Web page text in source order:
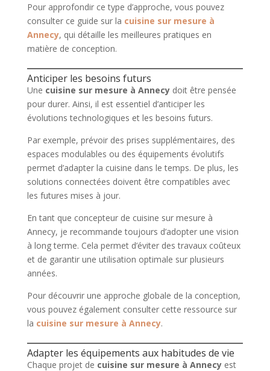
Pour approfondir ce type d’approche, vous pouvez
consulter ce guide sur la cuisine sur mesure à
Annecy, qui détaille les meilleures pratiques en
matière de conception.
Anticiper les besoins futurs
Une cuisine sur mesure à Annecydoit être pensée
pour durer. Ainsi, il est essentiel d’anticiper les
évolutions technologiques et les besoins futurs.
Par exemple, prévoir des prises supplémentaires, des
espaces modulables ou des équipements évolutifs
permet d’adapter la cuisine dans le temps. De plus, les
solutions connectées doivent être compatibles avec
les futures mises à jour.
En tant que concepteur de cuisine sur mesure à
Annecy, je recommande toujours d’adopter une vision
à long terme. Cela permet d’éviter des travaux coûteux
et de garantir une utilisation optimale sur plusieurs
années.
Pour découvrir une approche globale de la conception,
vous pouvez également consulter cette ressource sur
la cuisine sur mesure à Annecy.
Adapter les équipements aux habitudes de vie
Chaque projet de cuisine sur mesure à Annecyest